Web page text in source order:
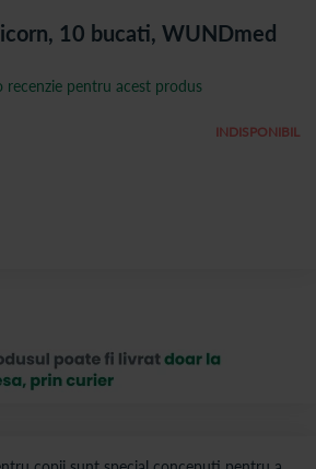
10 bucati, WUNDmed
INDISPONIBIL
recenzie pentru acest produs